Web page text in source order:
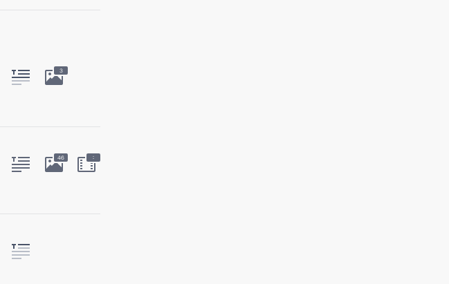
3
46 :